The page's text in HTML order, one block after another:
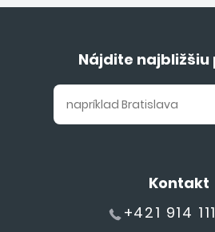
Nájdite najbližšiu
Kontakt
+421 914